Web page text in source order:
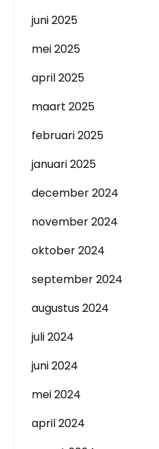
juni 2025
mei 2025
april 2025
maart 2025
februari 2025
januari 2025
december 2024
november 2024
oktober 2024
september 2024
augustus 2024
juli 2024
juni 2024
mei 2024
april 2024